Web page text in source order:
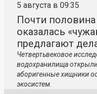
5 августа в 09:35
Почти
оказалась
предлагают
Четвертьвековое
водохранилища
аборигенные хищники
экосистем.